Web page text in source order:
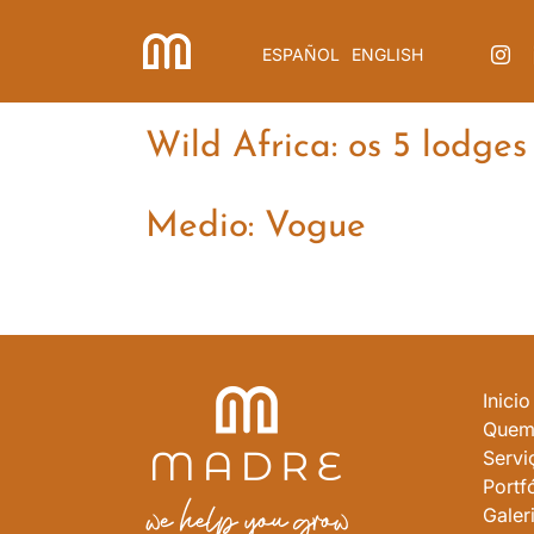
ESPAÑOL ENGLISH
Wild Africa: os 5
Medio: Vogue
Inicio